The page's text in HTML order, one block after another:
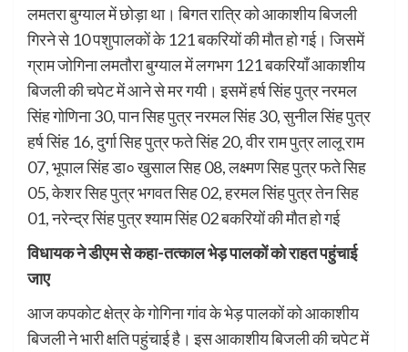
लमतरा बुग्याल में छोड़ा था। बिगत रात्रि को आकाशीय बिजली
गिरने से 10 पशुपालकों के 121 बकरियों की मौत हो गई। जिसमें
ग्राम जोगिना लमतौरा बुग्याल में लगभग 121 बकरियाँ आकाशीय
बिजली की चपेट में आने से मर गयी। इसमें हर्ष सिंह पुत्र नरमल
सिंह गोणिना 30, पान सिह पुत्र नरमल सिंह 30, सुनील सिंह पुत्र
हर्ष सिंह 16, दुर्गा सिह पुत्र फते सिंह 20, वीर राम पुत्र लालू राम
07, भूपाल सिंह डा० खुसाल सिह 08, लक्ष्मण सिह पुत्र फते सिह
05, केशर सिह पुत्र भगवत सिह 02, हरमल सिंह पुत्र तेन सिह
01, नरेन्द्र सिंह पुत्र श्याम सिंह 02 बकरियों की मौत हो गई
विधायक ने डीएम से कहा-तत्काल भेड़ पालकों को राहत पहुंचाई
जाए
आज कपकोट क्षेत्र के गोगिना गांव के भेड़ पालकों को आकाशीय
बिजली ने भारी क्षति पहुंचाई है। इस आकाशीय बिजली की चपेट में